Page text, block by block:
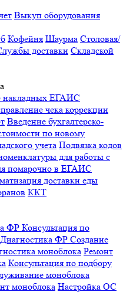
Выкуп оборудования
Кофейня Шаурма Столовая/
доставки Складской
накладных ЕГАИС
чека коррекции
Введение бухгалтерско-
по новому
учета Подвязка кодов
для работы с
помарочно в ЕГАИС
доставки еды
ККТ
ФР Консультация по
Диагностика ФР Создание
моноблока Ремонт
Консультация по подбору
моноблока
моноблока Настройка ОС